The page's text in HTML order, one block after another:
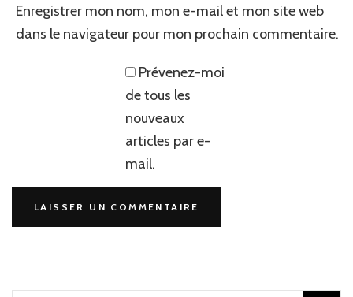
Enregistrer mon nom, mon e-mail et mon site web
dans le navigateur pour mon prochain commentaire.
Prévenez-moi
de tous les
nouveaux
articles par e-
mail.